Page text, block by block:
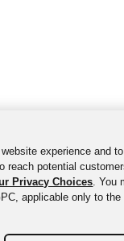
experience and
reach potential
Privacy Choices. You
applicable only to